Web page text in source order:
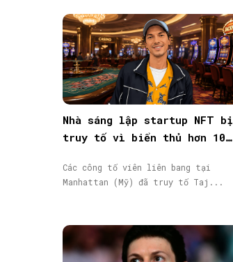
Nhà sáng lập startup NFT bị
truy tố vì biển thủ hơn 10
Các công tố viên liên bang tại
Manhattan (Mỹ) đã truy tố Taj...